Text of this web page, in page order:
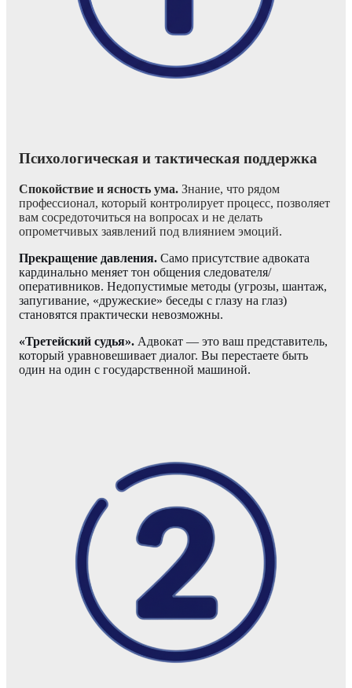
Психологическая и тактическая поддержка
Спокойствие и ясность ума. Знание, что рядом
профессионал, который контролирует процесс, позволяет
вам сосредоточиться на вопросах и не делать
опрометчивых заявлений под влиянием эмоций.
Прекращение давления. Само присутствие адвоката
кардинально меняет тон общения следователя/
оперативников. Недопустимые методы (угрозы, шантаж,
запугивание, «дружеские» беседы с глазу на глаз)
становятся практически невозможны.
«Третейский судья». Адвокат — это ваш представитель,
который уравновешивает диалог. Вы перестаете быть
один на один с государственной машиной.